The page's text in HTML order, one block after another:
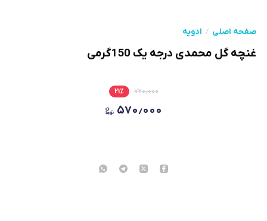
صفحه اصلی ادویه
غنچه گل محمدی درجه یک 150گرمی
۷۲۰٫۰۰۰ ۲۱٪
۵۷۰٫۰۰۰